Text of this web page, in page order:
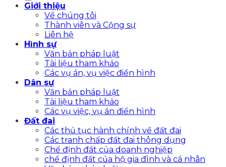
Giới thiệu
Về chúng tôi
Thành viên và Cộng sự
Liên hệ
Hình sự
Văn bản pháp luật
Tài liệu tham khảo
Các vụ án, vụ việc điển hình
Dân sự
Văn bản pháp luật
Tài liệu tham khảo
Các vụ việc, vụ án điển hình
Đất đai
Các thủ tục hành chính về đất đai
Các tranh chấp đất đai thông dụng
Chế định đất của doanh nghiệp
chế định đất của hộ gia đình và cá nhân